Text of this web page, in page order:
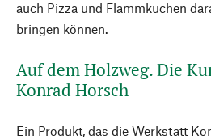
auch Pizza und Flammkuchen
bringen können.
Auf dem Holzweg. Die
Konrad Horsch
Ein Produkt, das die Werkstatt